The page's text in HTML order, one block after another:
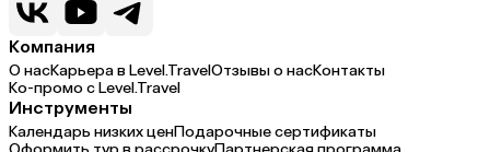
Компания
О насКарьера в Level.TravelОтзывы о насКонтакты
Ко-промо с Level.Travel
Инструменты
Календарь низких ценПодарочные сертификаты